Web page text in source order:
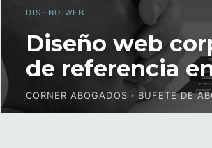
DISENO WEB
Diseño web
de referencia
CORNER ABOGADOS · BUFETE DE